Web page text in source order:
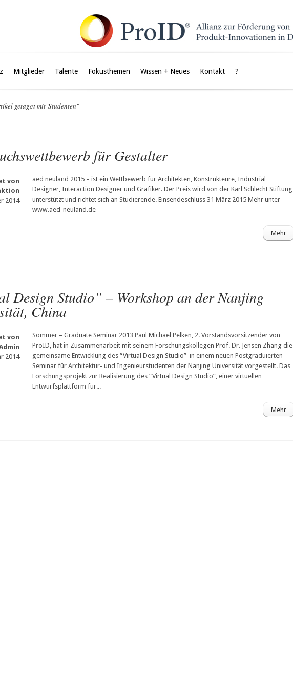
Mitglieder Talente Fokusthemen Wissen + Neues Kontakt ?
getaggt mit"Studenten"
für Gestalter
von
2014
aed neuland 2015 – ist ein Wettbewerb für Architekten, Konstrukteure, Industrial
Designer, Interaction Designer und Grafiker. Der Preis wird von der Karl Schlecht Stiftung
unterstützt und richtet sich an Studierende. Einsendeschluss 31 März 2015 Mehr unter
www.aed-neuland.de
Mehr
Design Studio” – Workshop an der Nanjing
China
von
2014
Sommer – Graduate Seminar 2013 Paul Michael Pelken, 2. Vorstandsvorsitzender von
ProID, hat in Zusammenarbeit mit seinem Forschungskollegen Prof. Dr. Jensen Zhang die
gemeinsame Entwicklung des “Virtual Design Studio” in einem neuen Postgraduierten-
Seminar für Architektur- und Ingenieurstudenten der Nanjing Universität vorgestellt. Das
Forschungsprojekt zur Realisierung des “Virtual Design Studio”, einer virtuellen
Entwurfsplattform für...
Mehr